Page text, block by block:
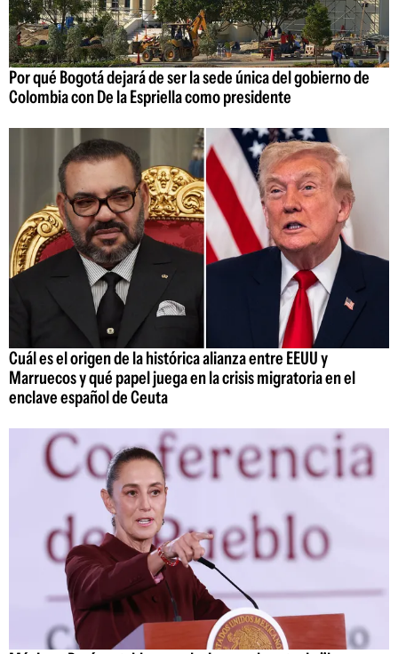
Por qué Bogotá dejará de ser la sede única del gobierno de
Colombia con De la Espriella como presidente
Cuál es el origen de la histórica alianza entre EEUU y
Marruecos y qué papel juega en la crisis migratoria en el
enclave español de Ceuta